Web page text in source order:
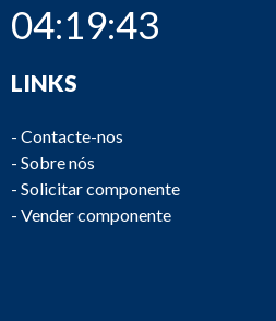
04:19:43
LINKS
- Contacte-nos
- Sobre nós
- Solicitar componente
- Vender componente